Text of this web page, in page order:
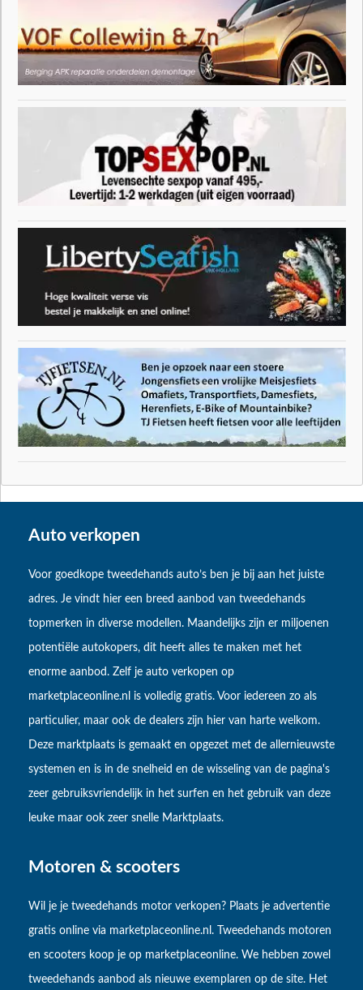
Auto verkopen
Voor goedkope tweedehands auto’s ben je bij aan het juiste
adres. Je vindt hier een breed aanbod van tweedehands
topmerken in diverse modellen. Maandelijks zijn er miljoenen
potentiële autokopers, dit heeft alles te maken met het
enorme aanbod. Zelf je auto verkopen op
marketplaceonline.nl is volledig gratis. Voor iedereen zo als
particulier, maar ook de dealers zijn hier van harte welkom.
Deze marktplaats is gemaakt en opgezet met de allernieuwste
systemen en is in de snelheid en de wisseling van de pagina's
zeer gebruiksvriendelijk in het surfen en het gebruik van deze
leuke maar ook zeer snelle Marktplaats.
Motoren & scooters
Wil je je tweedehands motor verkopen? Plaats je advertentie
gratis online via marketplaceonline.nl. Tweedehands motoren
en scooters koop je op marketplaceonline. We hebben zowel
tweedehands aanbod als nieuwe exemplaren op de site. Het